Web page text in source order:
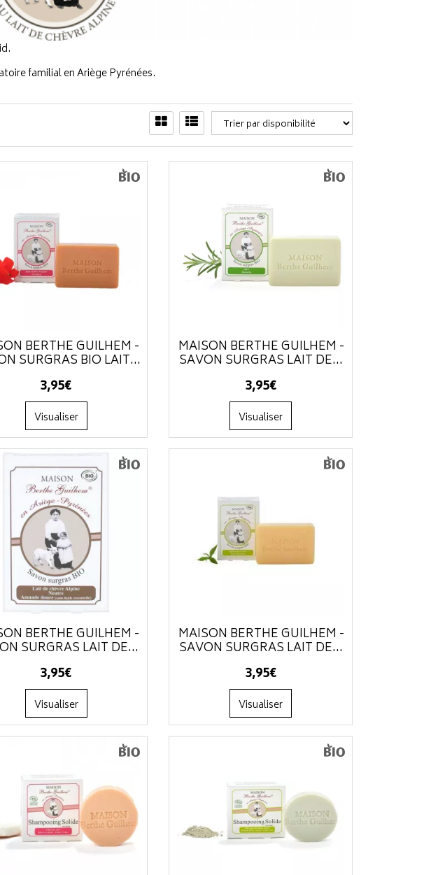
familial en Ariège Pyrénées.
BERTHE GUILHEM -
SURGRAS BIO LAIT...
3,95€
Visualiser
MAISON BERTHE GUILHEM -
SAVON SURGRAS LAIT DE...
3,95€
Visualiser
BERTHE GUILHEM -
SURGRAS LAIT DE...
3,95€
Visualiser
MAISON BERTHE GUILHEM -
SAVON SURGRAS LAIT DE...
3,95€
Visualiser